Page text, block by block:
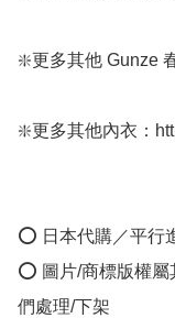
❇️更多其他 Gunze
❇️更多其他內衣：
⭕ 日本代購／平行
⭕ 圖片/商標版權
們處理/下架